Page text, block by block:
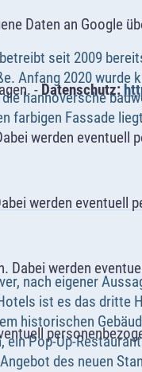
Daten an Google
- Datenschutz:
werden eventuell
werden eventuell
werden
seit 2009
Anfang 2020 wurde
hannoversche
farbigen Fassade
nach eigener
ist es das dritte
historischen
ein Pop-Up-
des neuen